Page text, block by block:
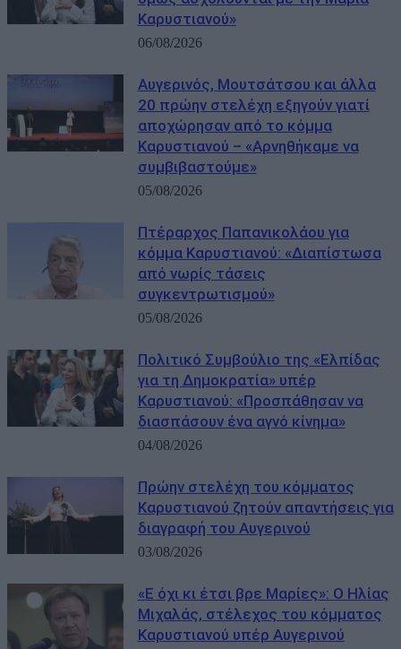
Καρυστιανού»
06/08/2026
Αυγερινός, Μουτσάτσου και άλλα
20 πρώην στελέχη εξηγούν γιατί
αποχώρησαν από το κόμμα
Καρυστιανού – «Αρνηθήκαμε να
συμβιβαστούμε»
05/08/2026
Πτέραρχος Παπανικολάου για
κόμμα Καρυστιανού: «Διαπίστωσα
από νωρίς τάσεις
συγκεντρωτισμού»
05/08/2026
Πολιτικό Συμβούλιο της «Ελπίδας
για τη Δημοκρατία» υπέρ
Καρυστιανού: «Προσπάθησαν να
διασπάσουν ένα αγνό κίνημα»
04/08/2026
Πρώην στελέχη του κόμματος
Καρυστιανού ζητούν απαντήσεις για
διαγραφή του Αυγερινού
03/08/2026
«Ε όχι κι έτσι βρε Μαρίες»: Ο Ηλίας
Μιχαλάς, στέλεχος του κόμματος
Καρυστιανού υπέρ Αυγερινού